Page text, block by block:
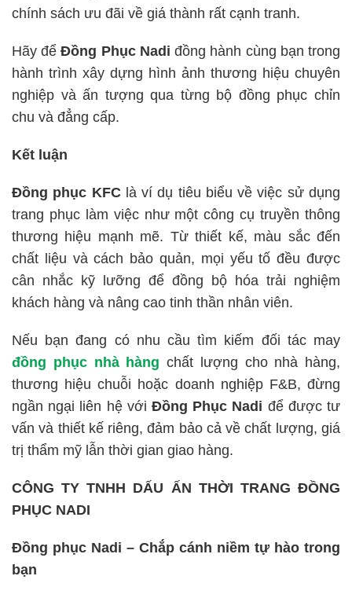
chính sách ưu đãi về giá thành rất cạnh tranh.
Hãy đểĐồng Phục Nadi đồng hành cùng bạn trong
hành trình xây dựng hình ảnh thương hiệu chuyên
nghiệp và ấn tượng qua từng bộ đồng phục chỉn
chu và đẳng cấp.
Kết luận
Đồng phục KFClà ví dụ tiêu biểu về việc sử dụng
trang phục làm việc như một công cụ truyền thông
thương hiệu mạnh mẽ. Từ thiết kế, màu sắc đến
chất liệu và cách bảo quản, mọi yếu tố đều được
cân nhắc kỹ lưỡng để đồng bộ hóa trải nghiệm
khách hàng và nâng cao tinh thần nhân viên.
Nếu bạn đang có nhu cầu tìm kiếm đối tác may
đồng phục nhà hàng chất lượng cho nhà hàng,
thương hiệu chuỗi hoặc doanh nghiệp F&B, đừng
ngần ngại liên hệ với Đồng Phục Nadi để được tư
vấn và thiết kế riêng, đảm bảo cả về chất lượng, giá
trị thẩm mỹ lẫn thời gian giao hàng.
CÔNG TY TNHH DẤU ẤN THỜI TRANG ĐỒNG
PHỤC NADI
Đồng phục Nadi – Chắp cánh niềm tự hào trong
bạn